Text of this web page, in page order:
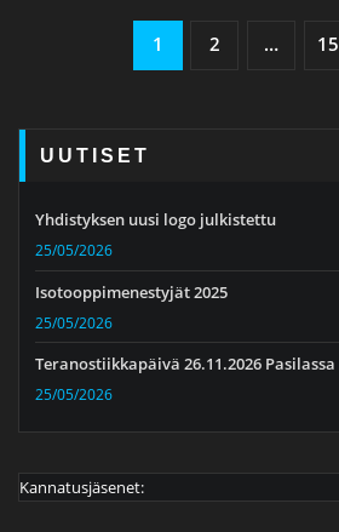
Artikkelien
1 2 … 15
UUTISET
Yhdistyksen uusi logo julkistettu
25/05/2026
Isotooppimenestyjät 2025
25/05/2026
Teranostiikkapäivä 26.11.2026 Pasilassa
25/05/2026
Kannatusjäsenet: